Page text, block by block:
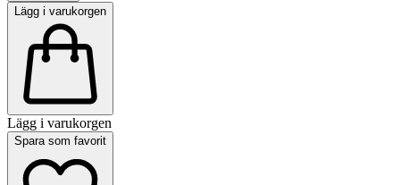
Lägg i varukorgen
Lägg i varukorgen
Spara som favorit